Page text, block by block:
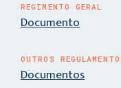
REGIMENTO GERAL
Documento
OUTROS
Documentos